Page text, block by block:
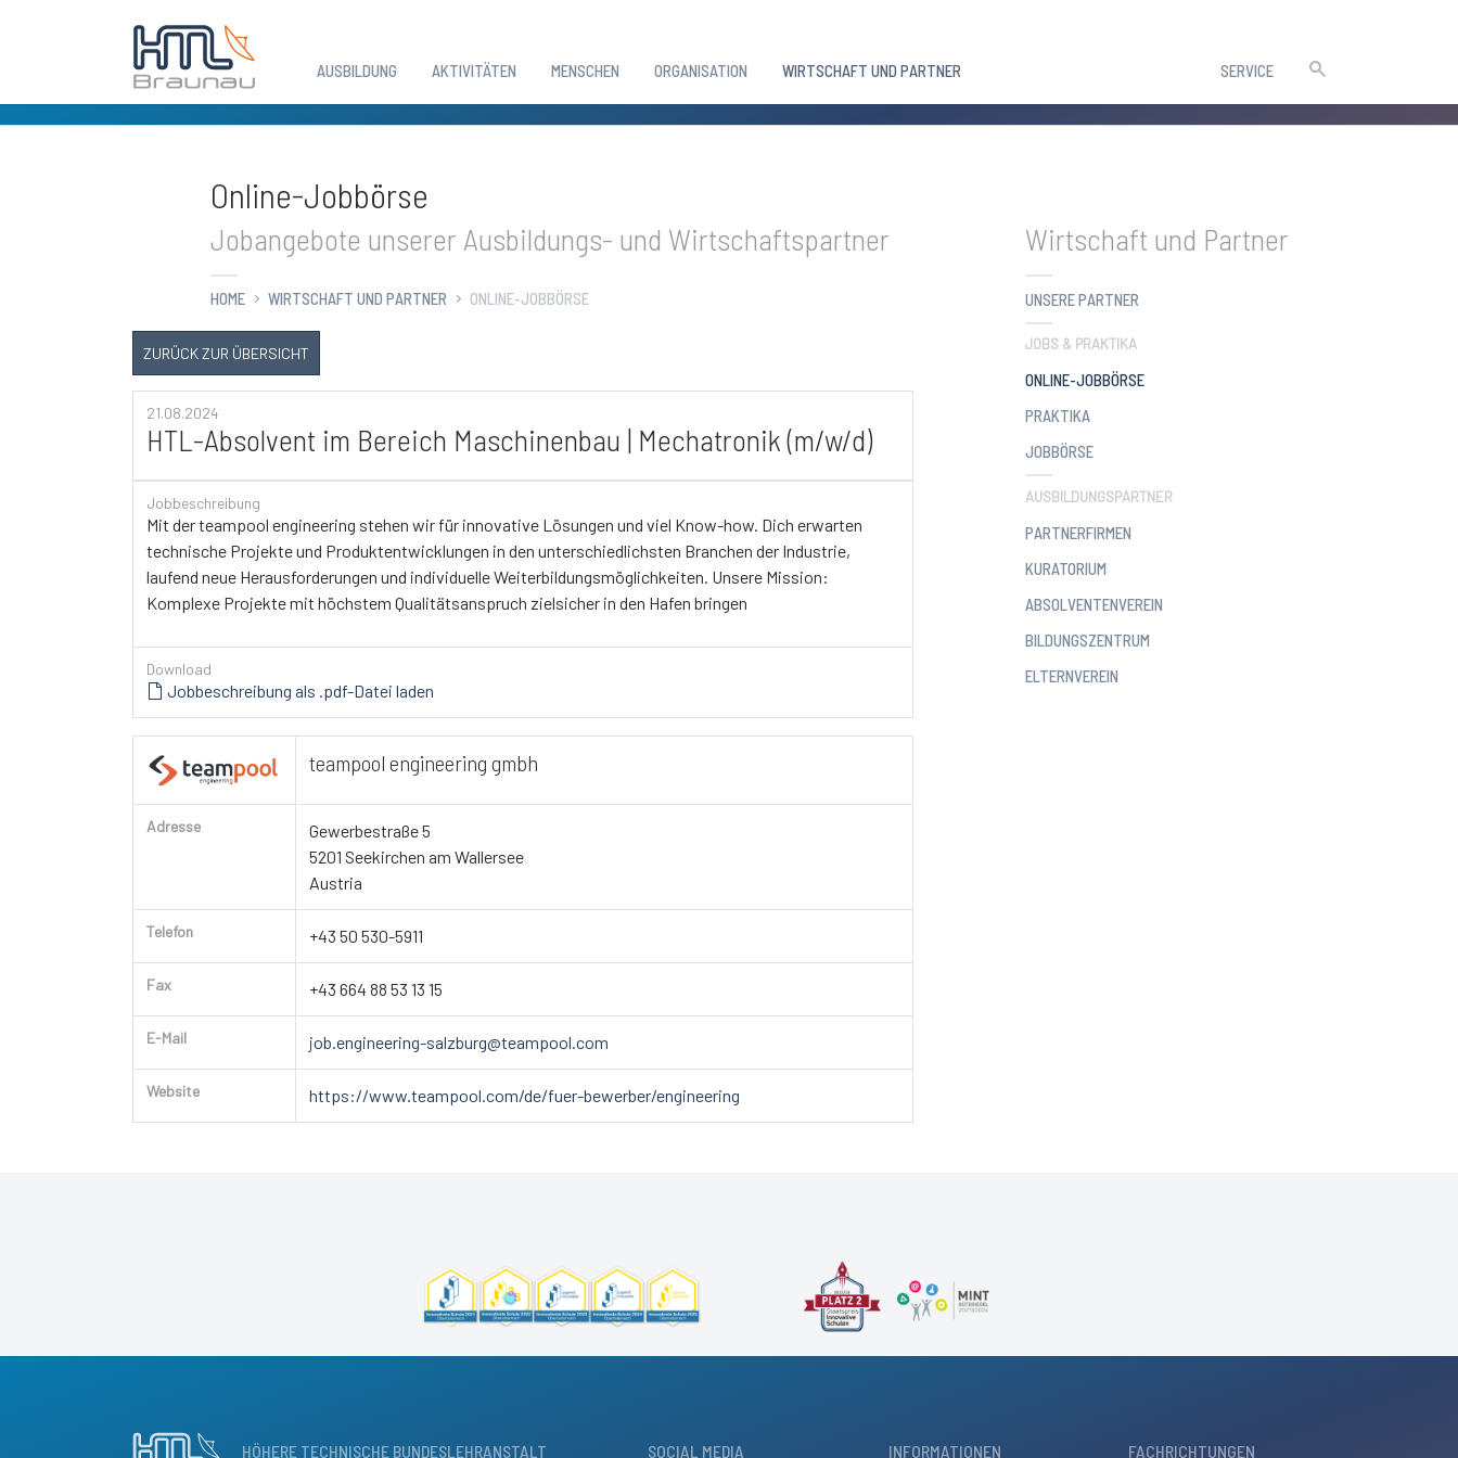
AUSBILDUNG AKTIVITÄTEN MENSCHEN ORGANISATION WIRTSCHAFT UND PARTNER SERVICE
Online-Jobbörse
Jobangebote unserer Ausbildungs- und Wirtschaftspartner
HOME WIRTSCHAFT UND PARTNER ONLINE-JOBBÖRSE
ZURÜCK ZUR ÜBERSICHT
21.08.2024
HTL-Absolvent im Bereich Maschinenbau | Mechatronik (m/w/d)
Jobbeschreibung
Mit der teampool engineering stehen wir für innovative Lösungen und viel Know-how. Dich erwarten
technische Projekte und Produktentwicklungen in den unterschiedlichsten Branchen der Industrie,
laufend neue Herausforderungen und individuelle Weiterbildungsmöglichkeiten. Unsere Mission:
Komplexe Projekte mit höchstem Qualitätsanspruch zielsicher in den Hafen bringen
Download
Jobbeschreibung als .pdf-Datei laden
teampool engineering gmbh
Adresse
Gewerbestraße 5
5201 Seekirchen am Wallersee
Austria
Telefon +43 50 530-5911
Fax +43 664 88 53 13 15
E-Mail job.engineering-salzburg@teampool.com
Website https://www.teampool.com/de/fuer-bewerber/engineering
Wirtschaft und Partner
UNSERE PARTNER
JOBS & PRAKTIKA
ONLINE-JOBBÖRSE(CURRENT)
PRAKTIKA
JOBBÖRSE
AUSBILDUNGSPARTNER
PARTNERFIRMEN
KURATORIUM
ABSOLVENTENVEREIN
BILDUNGSZENTRUM
ELTERNVEREIN
HÖHERE TECHNISCHE BUNDESLEHRANSTALT SOCIAL MEDIA INFORMATIONEN FACHRICHTUNGEN